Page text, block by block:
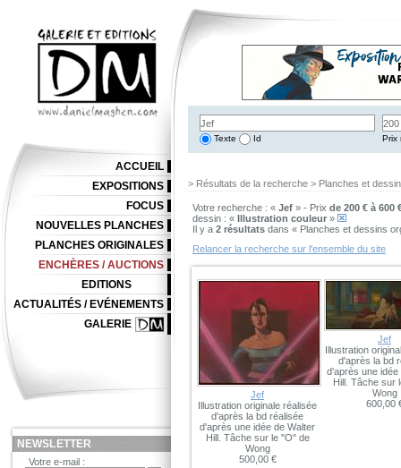
Texte Id Prix
> Résultats de la recherche > Planches et
Votre recherche : « Jef » - Prix de 200 € à 600
dessin : « Illustration couleur »
Il y a 2 résultats dans « Planches et dessins
Relancer la recherche sur l'ensemble du site
Jef
Illustration originale réalisée
d'après la bd réalisée
d'après une idée de Walter
Hill. Tâche sur le "O" de
Wong
500,00 €
Jef
Illustration
d'après la bd
d'après une idée
Hill. Tâche sur
Wong
600,00
ACCUEIL
EXPOSITIONS
FOCUS
NOUVELLES PLANCHES
PLANCHES ORIGINALES
ENCHÈRES / AUCTIONS
EDITIONS
ACTUALITÉS / EVÉNEMENTS
GALERIE
NEWSLETTER
Votre e-mail :